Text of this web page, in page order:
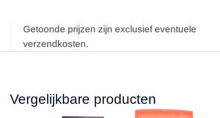
Getoonde prijzen zijn exclusief eventuele
verzendkosten.
Vergelijkbare producten